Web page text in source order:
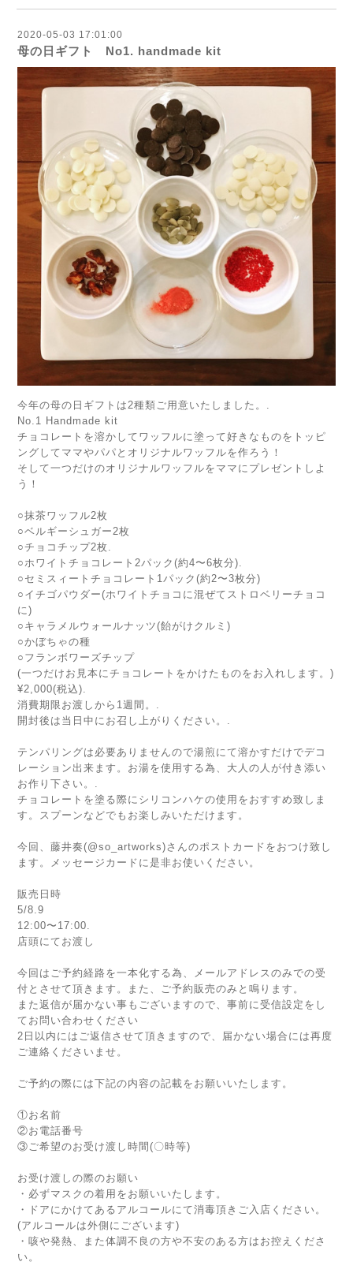
2020-05-03 17:01:00
母の日ギフト No1. handmade kit
今年の母の日ギフトは2種類ご用意いたしました。.
No.1 Handmade kit
チョコレートを溶かしてワッフルに塗って好きなものをトッピ
ングしてママやパパとオリジナルワッフルを作ろう！
そして一つだけのオリジナルワッフルをママにプレゼントしよ
う！
○抹茶ワッフル2枚
○ベルギーシュガー2枚
○チョコチップ2枚.
○ホワイトチョコレート2パック(約4〜6枚分).
○セミスィートチョコレート1パック(約2〜3枚分)
○イチゴパウダー(ホワイトチョコに混ぜてストロベリーチョコ
に)
○キャラメルウォールナッツ(飴がけクルミ)
○かぼちゃの種
○フランボワーズチップ
(一つだけお見本にチョコレートをかけたものをお入れします。)
¥2,000(税込).
消費期限お渡しから1週間。.
開封後は当日中にお召し上がりください。.
テンパリングは必要ありませんので湯煎にて溶かすだけでデコ
レーション出来ます。お湯を使用する為、大人の人が付き添い
お作り下さい。.
チョコレートを塗る際にシリコンハケの使用をおすすめ致しま
す。スプーンなどでもお楽しみいただけます。
今回、藤井奏(@so_artworks)さんのポストカードをおつけ致し
ます。メッセージカードに是非お使いください。
販売日時
5/8.9
12:00〜17:00.
店頭にてお渡し
今回はご予約経路を一本化する為、メールアドレスのみでの受
付とさせて頂きます。また、ご予約販売のみと鳴ります。
また返信が届かない事もございますので、事前に受信設定をし
てお問い合わせください
2日以内にはご返信させて頂きますので、届かない場合には再度
ご連絡くださいませ。
ご予約の際には下記の内容の記載をお願いいたします。
①お名前
②お電話番号
③ご希望のお受け渡し時間(〇時等)
お受け渡しの際のお願い
・必ずマスクの着用をお願いいたします。
・ドアにかけてあるアルコールにて消毒頂きご入店ください。
(アルコールは外側にございます)
・咳や発熱、また体調不良の方や不安のある方はお控えくださ
い。